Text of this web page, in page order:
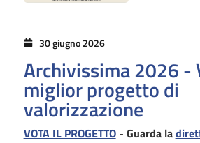
30 giugno 2026
Archivissima 2026 -
miglior progetto di
valorizzazione
VOTA IL PROGETTO- Guarda la